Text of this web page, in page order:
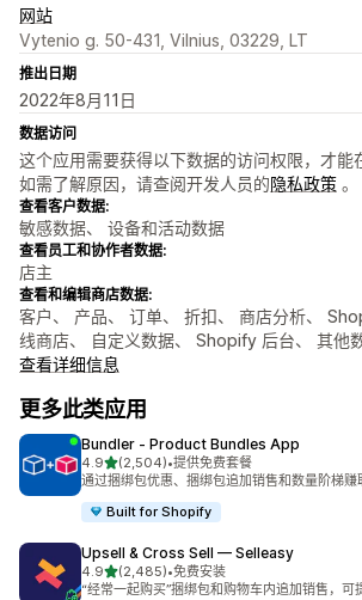
网站
Vytenio g. 50-431, Vilnius, 03229, LT
推出日期
2022年8月11日
数据访问
这个应用需要获得以下数据的访问权限，才能
如需了解原因，请查阅开发人员的隐私政策 。
查看客户数据:
敏感数据、 设备和活动数据
查看员工和协作者数据:
店主
查看和编辑商店数据:
客户、 产品、 订单、 折扣、 商店分析、
线商店、 自定义数据、 Shopify 后台、 其他
查看详细信息
更多此类应用
Bundler ‑ Product Bundles App
4.9星（满分 5 星）
(2,504)
总共 2504 条评论
•提供免费套餐
通过捆绑包优惠、捆绑包追加销售和数量阶梯赚
Built for Shopify
Upsell & Cross Sell — Selleasy
4.9星（满分 5 星）
(2,485)
总共 2485 条评论
•免费安装
“经常一起购买”捆绑包和购物车内追加销售，可